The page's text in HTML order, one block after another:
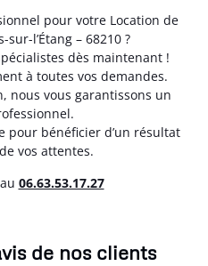
pour votre Location de
l’Étang – 68210 ?
dès maintenant !
à toutes vos demandes.
nous vous garantissons un
pour bénéficier d’un résultat
vos attentes.
06.63.53.17.27
de nos clients